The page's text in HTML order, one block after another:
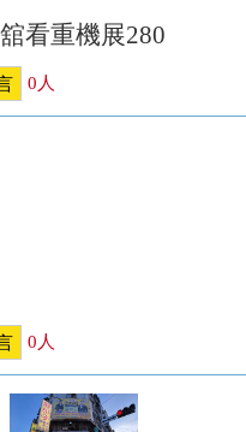
看重機展280
0 人
0 人